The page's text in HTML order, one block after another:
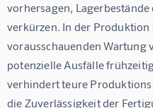
vorhersagen,
verkürzen. In der Produktion
vorausschauenden Wartung
potenzielle Ausfälle
verhindert teure
die Zuverlässigkeit der